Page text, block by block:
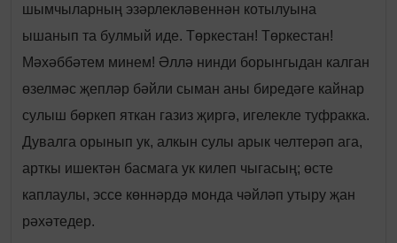
шымчыларның эзәрлекләвеннән котылуына
ышанып та булмый иде. Төркестан! Төркестан!
Мәхәббәтем минем! Әллә нинди борынгыдан калган
өзелмәс җепләр бәйли сыман аны биредәге кайнар
сулыш бөркеп яткан газиз җиргә, игелекле туфракка.
Дувалга орынып ук, алкын сулы арык челтерәп ага,
арткы ишектән басмага ук килеп чыгасың; өсте
каплаулы, эссе көннәрдә монда чәйләп утыру җан
рәхәтедер.